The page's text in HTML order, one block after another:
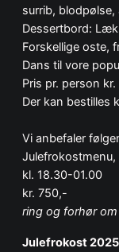
surrib,
Dessertbord:
Forskellige oste,
Dans til vore
Pris pr. person
Der kan bestilles
Vi anbefaler
Julefrokostmenu,
kl. 18.30-01.00
kr. 750,-
ring og forhør
Julefrokost 2025